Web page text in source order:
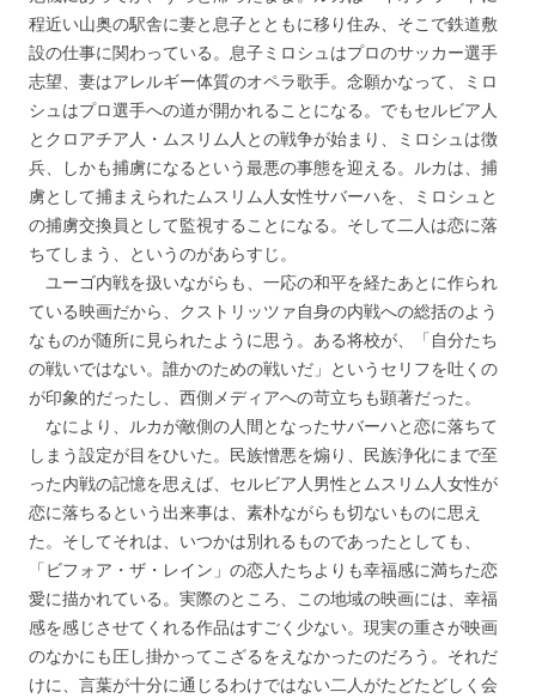
程近い山奥の駅舎に妻と息子とともに移り住み、そこで鉄道敷
設の仕事に関わっている。息子ミロシュはプロのサッカー選手
志望、妻はアレルギー体質のオペラ歌手。念願かなって、ミロ
シュはプロ選手への道が開かれることになる。でもセルビア人
とクロアチア人・ムスリム人との戦争が始まり、ミロシュは徴
兵、しかも捕虜になるという最悪の事態を迎える。ルカは、捕
虜として捕まえられたムスリム人女性サバーハを、ミロシュと
の捕虜交換員として監視することになる。そして二人は恋に落
ちてしまう、というのがあらすじ。
ユーゴ内戦を扱いながらも、一応の和平を経たあとに作られ
ている映画だから、クストリッツァ自身の内戦への総括のよう
なものが随所に見られたように思う。ある将校が、「自分たち
の戦いではない。誰かのための戦いだ」というセリフを吐くの
が印象的だったし、西側メディアへの苛立ちも顕著だった。
なにより、ルカが敵側の人間となったサバーハと恋に落ちて
しまう設定が目をひいた。民族憎悪を煽り、民族浄化にまで至
った内戦の記憶を思えば、セルビア人男性とムスリム人女性が
恋に落ちるという出来事は、素朴ながらも切ないものに思え
た。そしてそれは、いつかは別れるものであったとしても、
「ビフォア・ザ・レイン」の恋人たちよりも幸福感に満ちた恋
愛に描かれている。実際のところ、この地域の映画には、幸福
感を感じさせてくれる作品はすごく少ない。現実の重さが映画
のなかにも圧し掛かってこざるをえなかったのだろう。それだ
けに、言葉が十分に通じるわけではない二人がたどたどしく会